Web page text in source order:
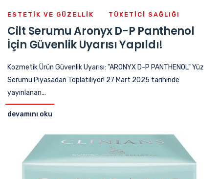
ESTETIK VE GÜZELLIK TÜKETICI SAĞLIĞI
Cilt Serumu Aronyx D-P Panthenol
İçin Güvenlik Uyarısı Yapıldı!
Kozmetik Ürün Güvenlik Uyarısı: "ARONYX D-P PANTHENOL" Yüz
Serumu Piyasadan Toplatılıyor! 27 Mart 2025 tarihinde
yayınlanan...
devamını oku